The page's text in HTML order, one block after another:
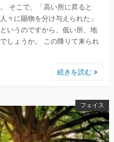
そこで、「高い所に昇ると
々に賜物を分け与えられた」
いうのですから、低い所、地
しょうか。 この降りて来られ
続きを読む
フェイス